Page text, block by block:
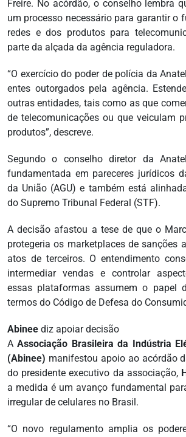
Freire. No acórdão, o conselho lembra
um processo necessário para garantir o
redes e dos produtos para
parte da alçada da agência reguladora.
“O exercício do poder de polícia da
entes outorgados pela agência.
outras entidades, tais como as que
de telecomunicações ou que veiculam
produtos”, descreve.
Segundo o conselho diretor da
fundamentada em pareceres jurídicos
da União (AGU) e também está
do Supremo Tribunal Federal (STF).
A decisão afastou a tese de que o
protegeria os marketplaces de sanções
atos de terceiros. O entendimento
intermediar vendas e controlar
essas plataformas assumem o papel
termos do Código de Defesa do
Abinee diz apoiar decisão
AAssociação Brasileira da Indústria
(Abinee) manifestou apoio ao acórdão
do presidente executivo da associação,
a medida é um avanço fundamental
irregular de celulares no Brasil.
“O novo regulamento amplia os